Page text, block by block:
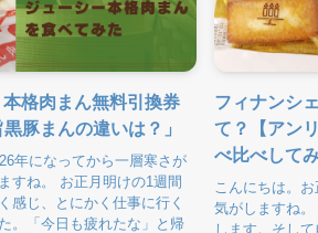
本格肉まん無料引換券
豚まんの違いは？」
年になってから一層寒さが
すね。 お正月明けの1週間
感じ、とにかく仕事に行く
。「今日も疲れたな」と帰
フィナンシ
て？【アン
べ比べして
こんにちは。
気がしますね
します。そし